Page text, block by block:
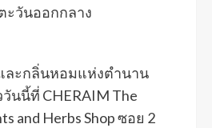
ะวันออกกลาง
ละกลิ่นหอมแห่งตำนาน
นนี้ที่ CHERAIM The
and Herbs Shop ซอย 2